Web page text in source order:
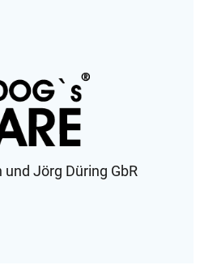
Jörg Düring GbR